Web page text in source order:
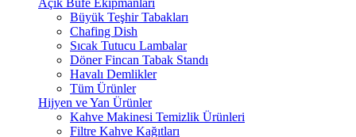
Açık Büfe Ekipmanları
Büyük Teşhir Tabakları
Chafing Dish
Sıcak Tutucu Lambalar
Döner Fincan Tabak Standı
Havalı Demlikler
Tüm Ürünler
Hijyen ve Yan Ürünler
Kahve Makinesi Temizlik Ürünleri
Filtre Kahve Kağıtları